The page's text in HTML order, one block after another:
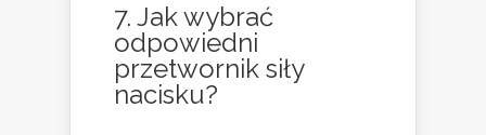
7. Jak wybrać
odpowiedni
przetwornik siły
nacisku?